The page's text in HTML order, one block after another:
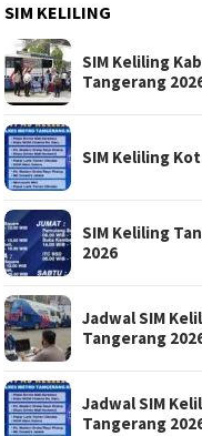
SIM KELILING
SIM Keliling
Tangerang
SIM Keliling
SIM Keliling
2026
Jadwal SIM
Tangerang
Jadwal SIM
Tangerang